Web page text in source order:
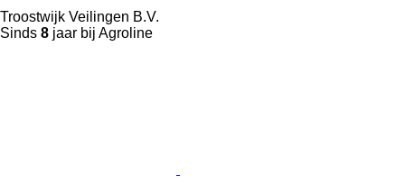
Troostwijk Veilingen B.V.
Sinds 8 jaar bij Agroline